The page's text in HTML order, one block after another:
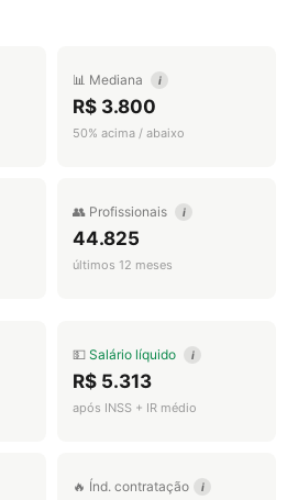
📊 Mediana i
R$ 3.800
50% acima / abaixo
👥 Profissionais i
44.825
últimos 12 meses
💵 Salário líquido i
R$ 5.313
após INSS + IR médio
🔥 Índ. contratação i